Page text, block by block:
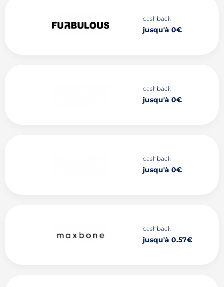
cashback
jusqu'à 0€
cashback
jusqu'à 0€
cashback
jusqu'à 0€
cashback
jusqu'à 0.57€